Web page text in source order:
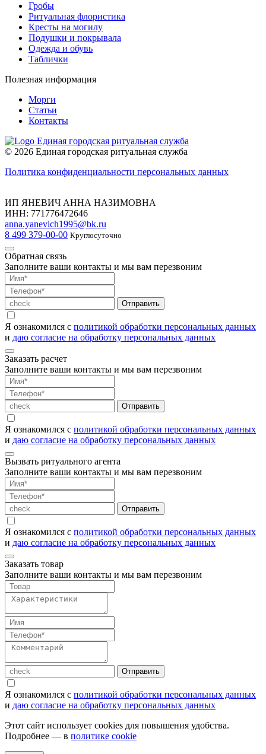
Гробы
Ритуальная флористика
Кресты на могилу
Подушки и покрывала
Одежда и обувь
Таблички
Полезная информация
Морги
Статьи
Контакты
Единая городская ритуальная служба
© 2026 Единая городская ритуальная служба
Политика конфиденциальности персональных данных
ИП ЯНЕВИЧ АННА НАЗИМОВНА
ИНН: 771776472646
anna.yanevich1995@bk.ru
8 499 379-00-00 Круглосуточно
Обратная связь
Заполните ваши контакты и мы вам перезвоним
Отправить
Я ознакомился с политикой обработки персональных данных
и даю согласие на обработку персональных данных
Заказать расчет
Заполните ваши контакты и мы вам перезвоним
Отправить
Я ознакомился с политикой обработки персональных данных
и даю согласие на обработку персональных данных
Вызвать ритуального агента
Заполните ваши контакты и мы вам перезвоним
Отправить
Я ознакомился с политикой обработки персональных данных
и даю согласие на обработку персональных данных
Заказать товар
Заполните ваши контакты и мы вам перезвоним
Отправить
Я ознакомился с политикой обработки персональных данных
и даю согласие на обработку персональных данных
Этот сайт использует cookies для повышения удобства.
Подробнее — в политике cookie